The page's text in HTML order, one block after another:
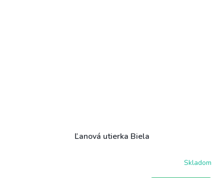
Ľanová utierka Biela
Skladom